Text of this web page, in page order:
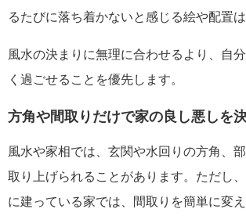
るたびに落ち着かないと感じる絵や配置は
風水の決まりに無理に合わせるより、自
く過ごせることを優先します。
方角や間取りだけで家の良し悪しを
風水や家相では、玄関や水回りの方角、
取り上げられることがあります。ただし
に建っている家では、間取りを簡単に変